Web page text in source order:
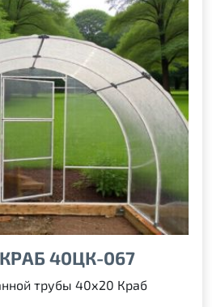
40ЦК-067
трубы 40х20 Краб